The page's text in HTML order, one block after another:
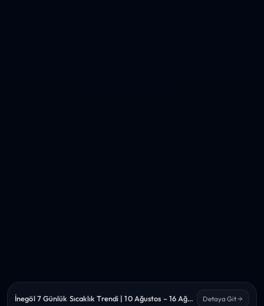
İnegöl 7 Günlük Sıcaklık Trendi | 10 Ağustos – 16 Ağustos 2026 Detaya Git